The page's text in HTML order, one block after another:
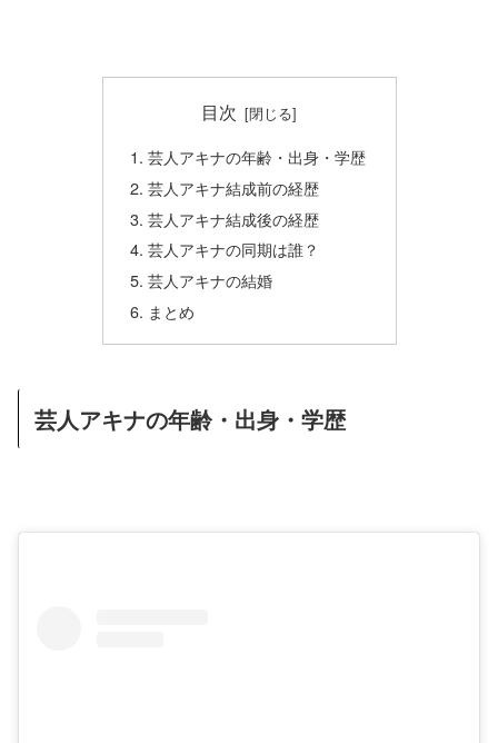
目次
芸人アキナの年齢・出身・学歴
芸人アキナ結成前の経歴
芸人アキナ結成後の経歴
芸人アキナの同期は誰？
芸人アキナの結婚
まとめ
芸人アキナの年齢・出身・学歴